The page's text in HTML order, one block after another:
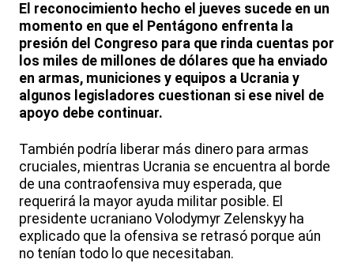
El reconocimiento hecho el jueves sucede en un
momento en que el Pentágono enfrenta la
presión del Congreso para que rinda cuentas por
los miles de millones de dólares que ha enviado
en armas, municiones y equipos a Ucrania y
algunos legisladores cuestionan si ese nivel de
apoyo debe continuar.
También podría liberar más dinero para armas
cruciales, mientras Ucrania se encuentra al borde
de una contraofensiva muy esperada, que
requerirá la mayor ayuda militar posible. El
presidente ucraniano Volodymyr Zelenskyy ha
explicado que la ofensiva se retrasó porque aún
no tenían todo lo que necesitaban.